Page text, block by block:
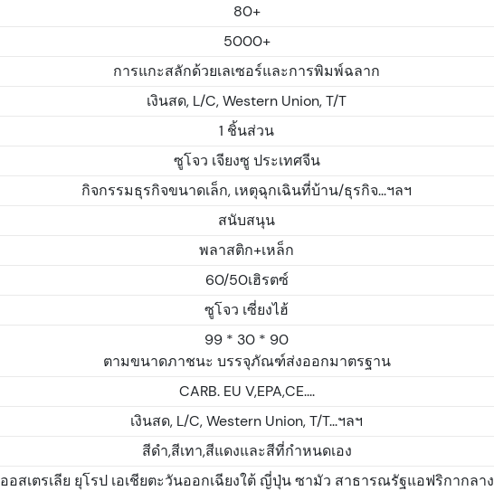
80+
5000+
การแกะสลักด้วยเลเซอร์และการพิมพ์ฉลาก
เงินสด, L/C, Western Union, T/T
1 ชิ้นส่วน
ซูโจว เจียงซู ประเทศจีน
กิจกรรมธุรกิจขนาดเล็ก, เหตุฉุกเฉินที่บ้าน/ธุรกิจ...ฯลฯ
สนับสนุน
พลาสติก+เหล็ก
60/50เฮิรตซ์
ซูโจว เซี่ยงไฮ้
99 * 30 * 90
ตามขนาดภาชนะ บรรจุภัณฑ์ส่งออกมาตรฐาน
CARB. EU V,EPA,CE....
เงินสด, L/C, Western Union, T/T...ฯลฯ
สีดำ,สีเทา,สีแดงและสีที่กำหนดเอง
ออสเตรเลีย ยุโรป เอเชียตะวันออกเฉียงใต้ ญี่ปุ่น ซามัว สาธารณรัฐแอฟริกากลาง